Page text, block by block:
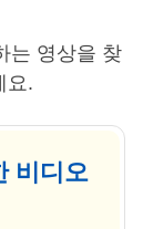
는 영상을 찾
요.
비디오